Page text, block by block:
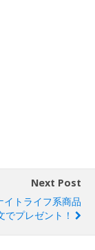
Next Post
イトライフ系商品
でプレゼント！